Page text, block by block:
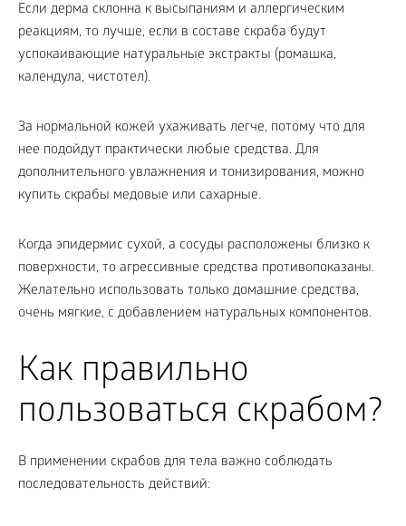
Если дерма склонна к высыпаниям и аллергическим
реакциям, то лучше, если в составе скраба будут
успокаивающие натуральные экстракты (ромашка,
календула, чистотел).
За нормальной кожей ухаживать легче, потому что для
нее подойдут практически любые средства. Для
дополнительного увлажнения и тонизирования, можно
купить скрабы медовые или сахарные.
Когда эпидермис сухой, а сосуды расположены близко к
поверхности, то агрессивные средства противопоказаны.
Желательно использовать только домашние средства,
очень мягкие, с добавлением натуральных компонентов.
Как правильно
пользоваться скрабом?
В применении скрабов для тела важно соблюдать
последовательность действий: